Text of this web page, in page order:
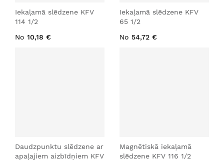
Iekaļamā slēdzene KFV
114 1/2
No 10,18 €
Iekaļamā slēdzene KFV
65 1/2
No 54,72 €
Daudzpunktu slēdzene ar
apaļajiem aizbīdņiem KFV
Magnētiskā iekaļamā
slēdzene KFV 116 1/2